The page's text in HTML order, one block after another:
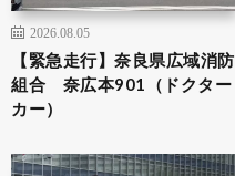
2026.08.05
【緊急走行】奈良県広域消防
組合 奈広本901（ドクター
カー）